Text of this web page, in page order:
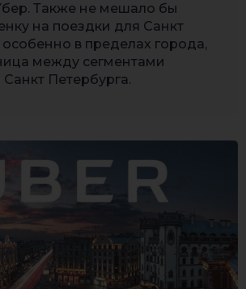
Также не мешало бы
на поездки для Санкт
особенно в пределах города,
между сегментами
Петербурга.